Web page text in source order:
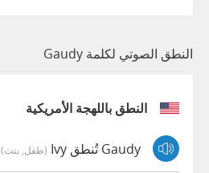
النطق الصوتي لكلمة Gaudy
النطق باللهجة الأمريكية
Gaudy تُنطق Ivy (طفل, بنت)